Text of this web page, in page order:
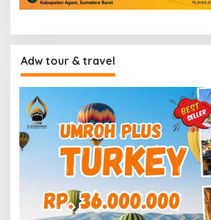
Adw tour & travel